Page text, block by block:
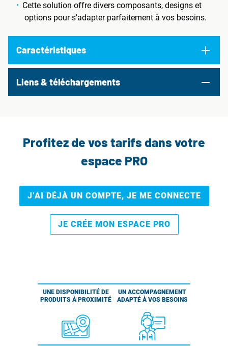
Cette solution offre divers composants, designs et
options pour s'adapter parfaitement à vos besoins.
Caractéristiques
Liens & téléchargements
Profitez de vos tarifs dans votre
espace PRO
J’AI DÉJÀ UN COMPTE, JE ME CONNECTE
JE CRÉE MON ESPACE PRO
UNE DISPONIBILITÉ DE
PRODUITS À PROXIMITÉ
UN ACCOMPAGNEMENT
ADAPTÉ À VOS BESOINS